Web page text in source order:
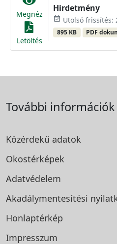
Megnéz
Letöltés
Hirdetmény
event_available Utolsó frissítés:
895 KB PDF
További információk
Közérdekű adatok
Okostérképek
Adatvédelem
Akadálymentesítési
Honlaptérkép
Impresszum